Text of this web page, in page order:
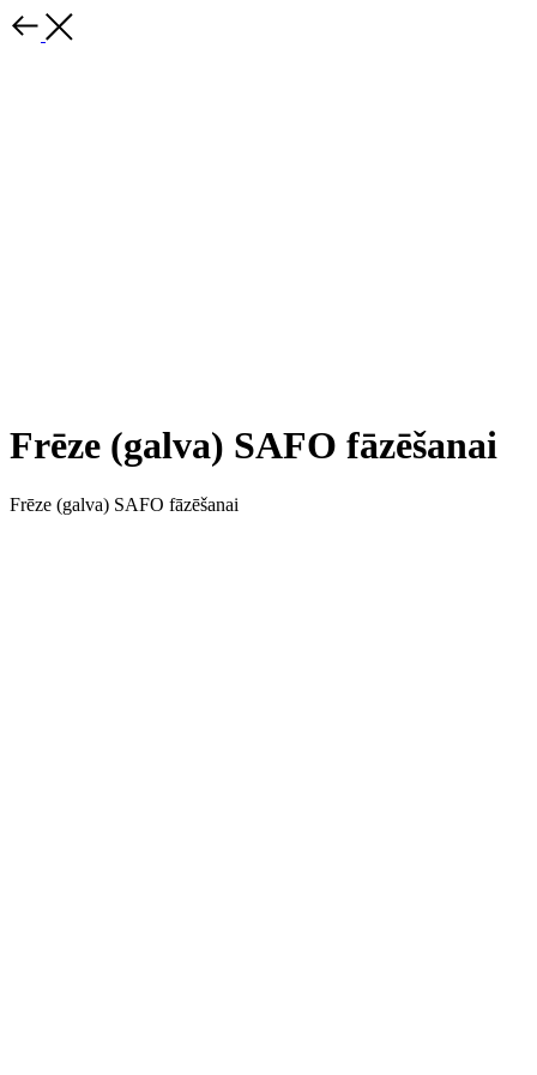
Frēze (galva) SAFO fāzēšanai
Frēze (galva) SAFO fāzēšanai